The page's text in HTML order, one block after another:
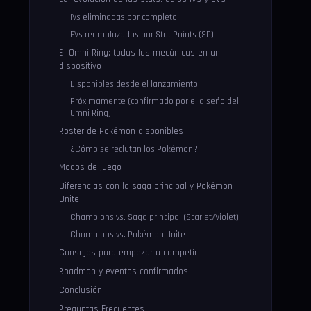
IVs eliminadas por completo
EVs reemplazados por Stat Points (SP)
El Omni Ring: todas las mecánicas en un
dispositivo
Disponibles desde el lanzamiento
Próximamente (confirmado por el diseño del
Omni Ring)
Roster de Pokémon disponibles
¿Cómo se reclutan los Pokémon?
Modos de juego
Diferencias con la saga principal y Pokémon
Unite
Champions vs. Saga principal (Scarlet/Violet)
Champions vs. Pokémon Unite
Consejos para empezar a competir
Roadmap y eventos confirmados
Conclusión